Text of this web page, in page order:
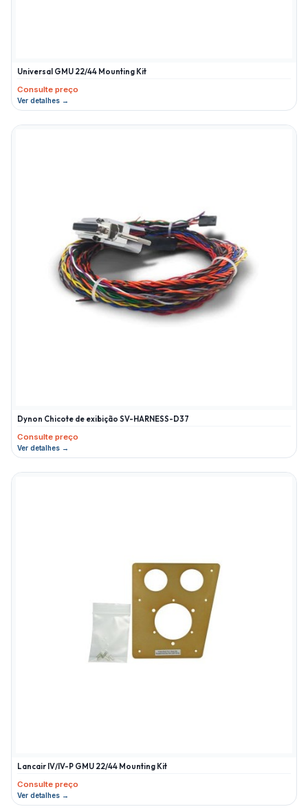
Universal GMU 22/44 Mounting Kit
Consulte preço
Ver detalhes →
Dynon Chicote de exibição SV-HARNESS-D37
Consulte preço
Ver detalhes →
Lancair IV/IV-P GMU 22/44 Mounting Kit
Consulte preço
Ver detalhes →